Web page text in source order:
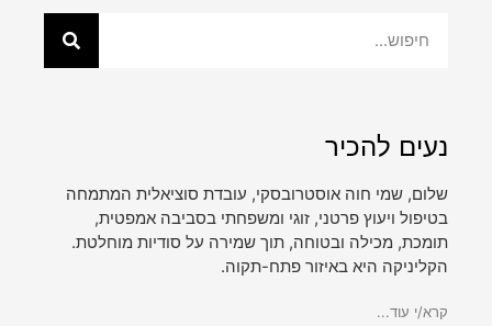
נעים להכיר
שלום, שמי חוה אוסטרובסקי, עובדת סוציאלית המתמחה
בטיפול ויעוץ פרטני, זוגי ומשפחתי בסביבה אמפטית,
תומכת, מכילה ובטוחה, תוך שמירה על סודיות מוחלטת.
הקליניקה היא באיזור פתח-תקוה.
קרא/י עוד...